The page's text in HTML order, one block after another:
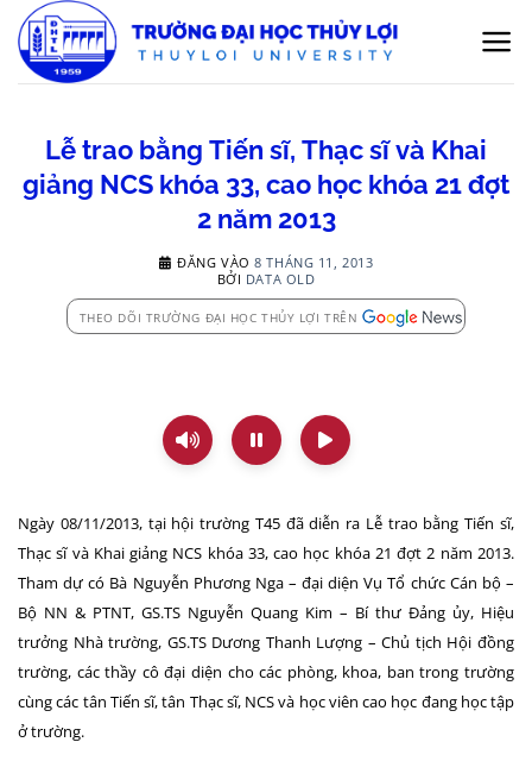
qua
nội
Lễ trao bằng Tiến sĩ, Thạc sĩ và Khai
giảng NCS khóa 33, cao học khóa 21 đợt
2 năm 2013
ĐĂNG VÀO8 THÁNG 11, 2013
BỞI DATA OLD
THEO DÕI TRƯỜNG ĐẠI HỌC THỦY LỢI TRÊN
Ngày 08/11/2013, tại hội trường T45 đã diễn ra Lễ trao bằng Tiến sĩ,
Thạc sĩ và Khai giảng NCS khóa 33, cao học khóa 21 đợt 2 năm 2013.
Tham dự có Bà Nguyễn Phương Nga – đại diện Vụ Tổ chức Cán bộ –
Bộ NN & PTNT, GS.TS Nguyễn Quang Kim – Bí thư Đảng ủy, Hiệu
trưởng Nhà trường, GS.TS Dương Thanh Lượng – Chủ tịch Hội đồng
trường, các thầy cô đại diện cho các phòng, khoa, ban trong trường
cùng các tân Tiến sĩ, tân Thạc sĩ, NCS và học viên cao học đang học tập
ở trường.